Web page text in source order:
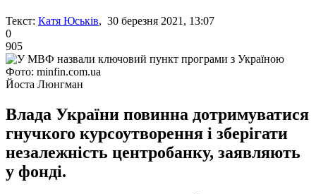
Текст: Катя Юськів, 30 березня 2021, 13:07
0
905
Фото: minfin.com.ua
Йоста Люнгман
Влада України повинна дотримуватися
гнучкого курсоутворення і зберігати
незалежність центробанку, заявляють
у фонді.